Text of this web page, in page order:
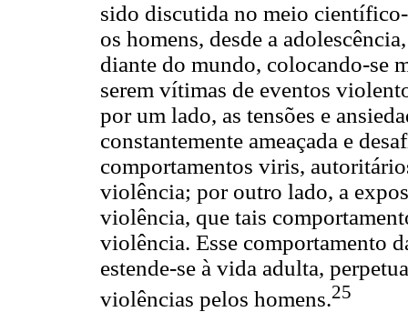
sido discutida no meio
os homens, desde a
diante do mundo, colocando-se
serem vítimas de eventos
por um lado, as tensões e
constantemente ameaçada e
comportamentos viris,
violência; por outro lado, a
violência, que tais
violência. Esse comportamento
estende-se à vida adulta,
violências pelos homens.25